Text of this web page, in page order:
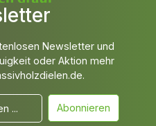
Newsletter und
oder Aktion mehr
Abonnieren